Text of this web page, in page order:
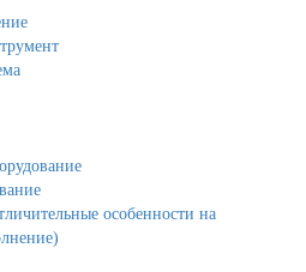
особенности на